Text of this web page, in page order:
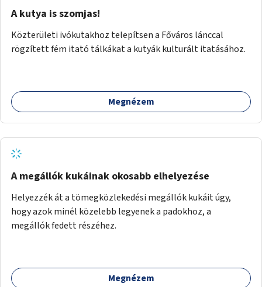
A kutya is szomjas!
Közterületi ivókutakhoz telepítsen a Főváros lánccal
rögzített fém itató tálkákat a kutyák kulturált itatásához.
Megnézem
A megállók kukáinak okosabb elhelyezése
Helyezzék át a tömegközlekedési megállók kukáit úgy,
hogy azok minél közelebb legyenek a padokhoz, a
megállók fedett részéhez.
Megnézem